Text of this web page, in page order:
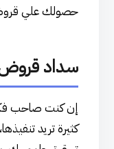
حصولك علي
سداد قروض
إن كنت صاحب
كثيرة تريد